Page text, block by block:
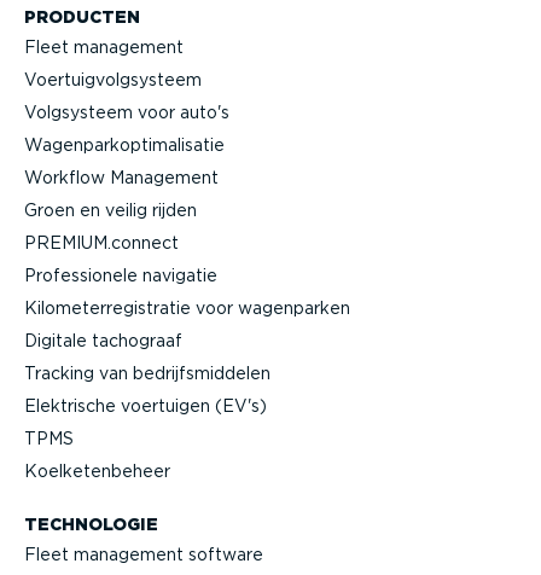
PRODUCTEN
Fleet management
Voertuig­volg­systeem
Volgsysteem voor auto's
Wagen­par­kop­ti­ma­li­satie
Workflow Management
Groen en veilig rijden
PREMIUM.connect
Profes­si­onele navigatie
Kilome­ter­re­gi­stratie voor wagenparken
Digitale tachograaf
Tracking van bedrijfs­mid­delen
Elektrische voertuigen (EV's)
TPMS
Koelke­ten­beheer
TECHNOLOGIE
Fleet management software